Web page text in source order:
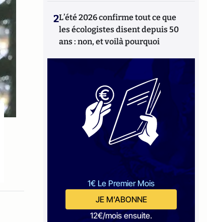
2L’été 2026 confirme tout ce que
les écologistes disent depuis 50
ans : non, et voilà pourquoi
1€ Le Premier Mois
JE M'ABONNE
12€/mois ensuite.